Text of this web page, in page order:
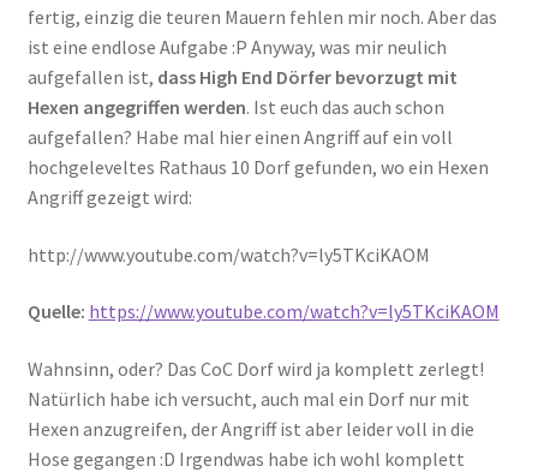
fertig, einzig die teuren Mauern fehlen mir noch. Aber das
ist eine endlose Aufgabe :P Anyway, was mir neulich
aufgefallen ist, dass High End Dörfer bevorzugt mit
Hexen angegriffen werden. Ist euch das auch schon
aufgefallen? Habe mal hier einen Angriff auf ein voll
hochgeleveltes Rathaus 10 Dorf gefunden, wo ein Hexen
Angriff gezeigt wird:
http://www.youtube.com/watch?v=ly5TKciKAOM
Quelle: https://www.youtube.com/watch?v=ly5TKciKAOM
Wahnsinn, oder? Das CoC Dorf wird ja komplett zerlegt!
Natürlich habe ich versucht, auch mal ein Dorf nur mit
Hexen anzugreifen, der Angriff ist aber leider voll in die
Hose gegangen :D Irgendwas habe ich wohl komplett